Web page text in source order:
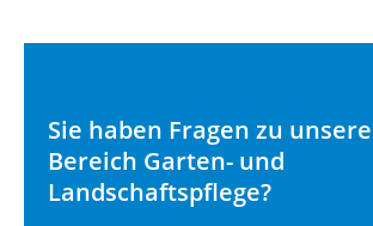
Sie haben Fragen zu
Bereich Garten- und
Landschaftspflege?